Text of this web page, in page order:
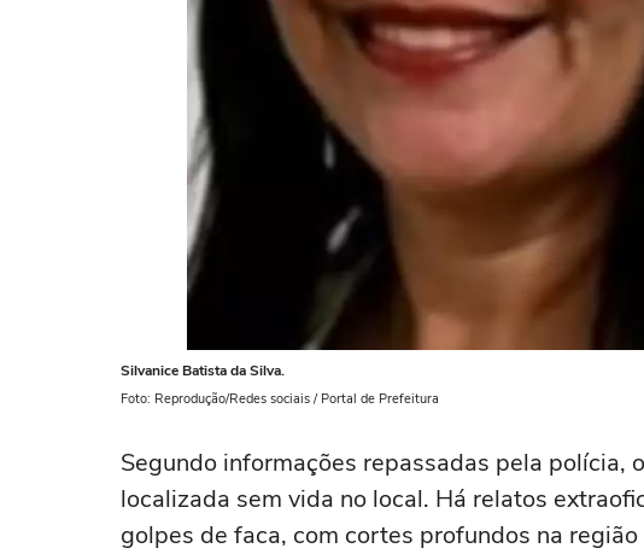
Silvanice Batista da Silva.
Foto: Reprodução/Redes sociais / Portal de Prefeitura
Segundo informações repassadas pela polícia,
localizada sem vida no local. Há relatos
golpes de faca, com cortes profundos na